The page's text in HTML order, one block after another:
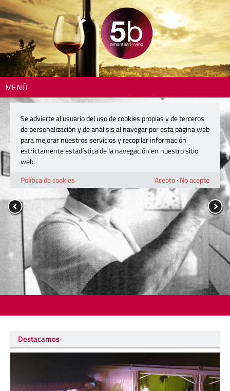
MENÚ
Destacamos
Se advierte al usuario del uso de cookies propias y de terceros
de personalización y de análisis al navegar por esta página web
para mejorar nuestros servicios y recopilar información
estrictamente estadística de la navegación en nuestro sitio
web.
Política de cookies
Acepto· No acepto